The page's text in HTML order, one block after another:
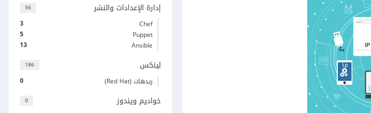
56 إدارة الإعدادات والنشر
3
Chef
5
Puppet
13
Ansible
186 لينكس
0 ريدهات (Red Hat)
0 خواديم ويندوز